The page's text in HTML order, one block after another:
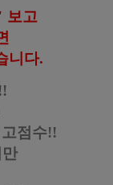
보고
니다.
점수!!